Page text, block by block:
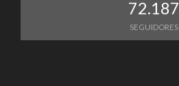
72.187
SEGUIDORES